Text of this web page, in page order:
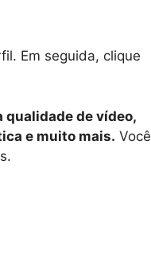
Em seguida, clique
qualidade de vídeo,
e muito mais. Você